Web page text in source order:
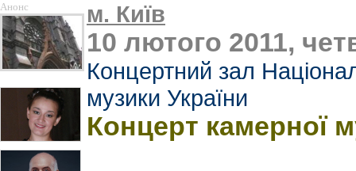
Анонс м. Київ
10 лютого 2011,
Концертний зал
музики України
Концерт камерної